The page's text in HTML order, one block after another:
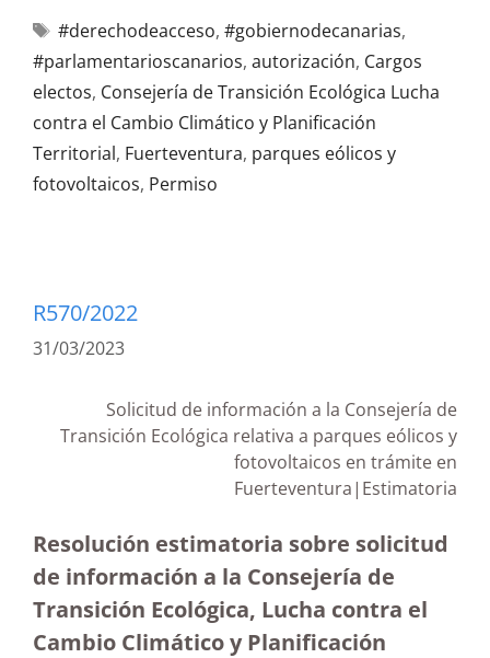
#derechodeacceso, #gobiernodecanarias,
#parlamentarioscanarios, autorización, Cargos
electos, Consejería de Transición Ecológica Lucha
contra el Cambio Climático y Planificación
Territorial, Fuerteventura, parques eólicos y
fotovoltaicos, Permiso
R570/2022
31/03/2023
Solicitud de información a la Consejería de
Transición Ecológica relativa a parques eólicos y
fotovoltaicos en trámite en
Fuerteventura|Estimatoria
Resolución estimatoria sobre solicitud
de información a la Consejería de
Transición Ecológica, Lucha contra el
Cambio Climático y Planificación